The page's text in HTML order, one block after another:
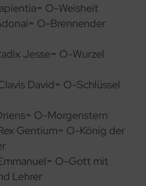
O-Weisheit
O-Brennender
Jesse= O-Wurzel
David= O-Schlüssel
O-Morgenstern
Gentium= O-König der
O-Gott mit
Lehrer